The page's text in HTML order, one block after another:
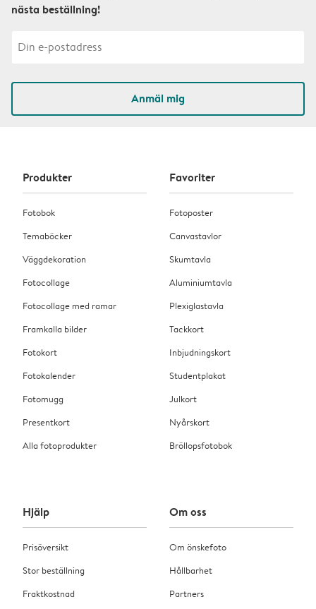
nästa beställning!
Anmäl mig
Produkter
Fotobok
Temaböcker
Väggdekoration
Fotocollage
Fotocollage med ramar
Framkalla bilder
Fotokort
Fotokalender
Fotomugg
Presentkort
Alla fotoprodukter
Favoriter
Fotoposter
Canvastavlor
Skumtavla
Aluminiumtavla
Plexiglastavla
Tackkort
Inbjudningskort
Studentplakat
Julkort
Nyårskort
Bröllopsfotobok
Hjälp
Prisöversikt
Stor beställning
Fraktkostnad
Om oss
Om önskefoto
Hållbarhet
Partners